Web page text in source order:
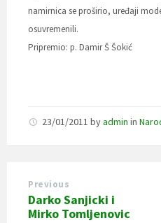
namirnica se proširio, uređaji
osuvremenili.
Pripremio: p. Damir Š Šokić
23/01/2011 byadmin in
Previous
Darko Sanjicki i
Mirko Tomljenovic